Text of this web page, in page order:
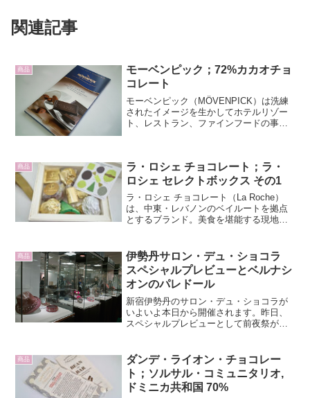
関連記事
商品
モーベンピック；72%カカオチョ
コレート
モーベンピック（MÖVENPICK）は洗練
されたイメージを生かしてホテルリゾー
ト、レストラン、ファインフードの事業
ーで製造され、...
商品
ラ・ロシェ チョコレート；ラ・
ロシェ セレクトボックス その1
ラ・ロシェ チョコレート（La Roche）
は、中東・レバノンのベイルートを拠点
とするブランド。美食を堪能する現地の
ふんだんに使用したチョコレートが特徴
的。日本橋高島屋...
商品
伊勢丹サロン・デュ・ショコラ
スペシャルプレビューとベルナシ
オンのパレドール
新宿伊勢丹のサロン・デュ・ショコラが
いよいよ本日から開催されます。昨日、
スペシャルプレビューとして前夜祭が行
ベントでした。このイベントは永福町
営業部長（自称）のきりん...
商品
ダンデ・ライオン・チョコレー
ト；ソルサル・コミュニタリオ,
ドミニカ共和国 70%